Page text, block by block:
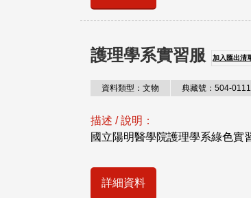
護理學系實習服 加入匯出清
資料類型：文物 典藏號：504-
描述 / 說明：
國立陽明醫學院護理學系綠色實
詳細資料